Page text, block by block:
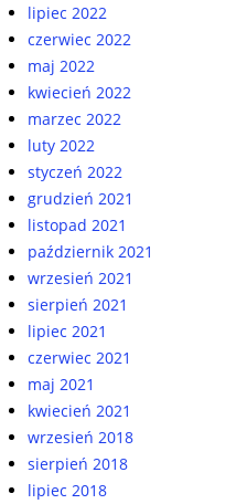
lipiec 2022
czerwiec 2022
maj 2022
kwiecień 2022
marzec 2022
luty 2022
styczeń 2022
grudzień 2021
listopad 2021
październik 2021
wrzesień 2021
sierpień 2021
lipiec 2021
czerwiec 2021
maj 2021
kwiecień 2021
wrzesień 2018
sierpień 2018
lipiec 2018